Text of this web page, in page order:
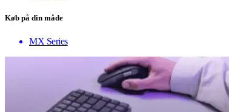
Køb på din måde
MX Series